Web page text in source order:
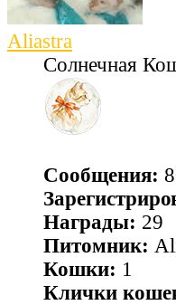
Aliastra
Солнечная
Сообщения:
Награды: 29
Питомник:
Кошки: 1
Клички